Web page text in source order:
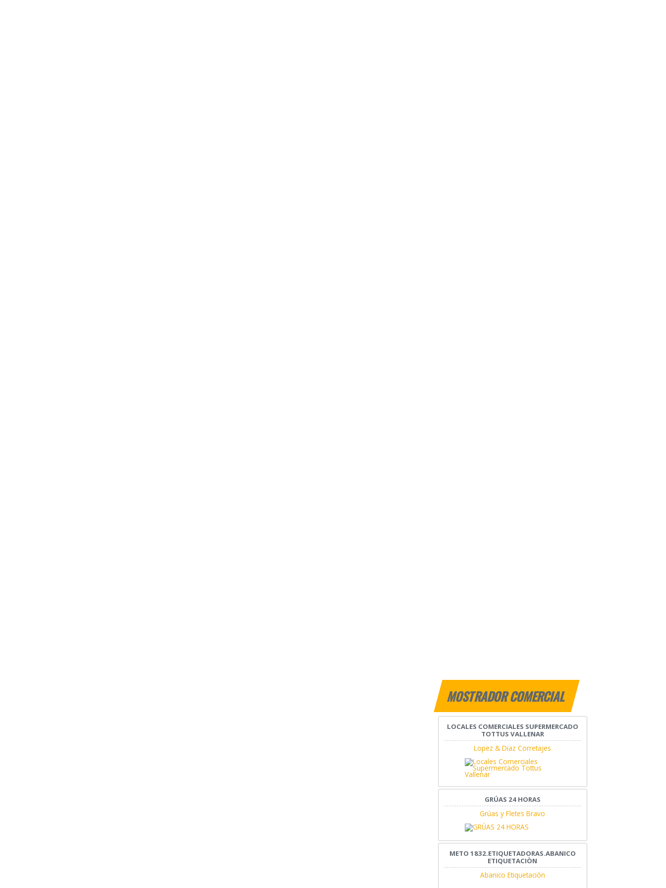
MOSTRADOR COMERCIAL
LOCALES COMERCIALES SUPERMERCADO
TOTTUS VALLENAR
Lopez & Diaz Corretajes
GRÚAS 24 HORAS
Grúas y Fletes Bravo
METO 1832.ETIQUETADORAS.ABANICO
ETIQUETACIÒN
Abanico Etiquetación